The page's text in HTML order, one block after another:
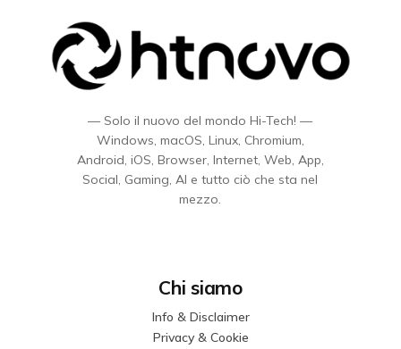
— Solo il nuovo del mondo Hi-Tech! —
Windows, macOS, Linux, Chromium,
Android, iOS, Browser, Internet, Web, App,
Social, Gaming, AI e tutto ciò che sta nel
mezzo.
Chi siamo
Info & Disclaimer
Privacy & Cookie